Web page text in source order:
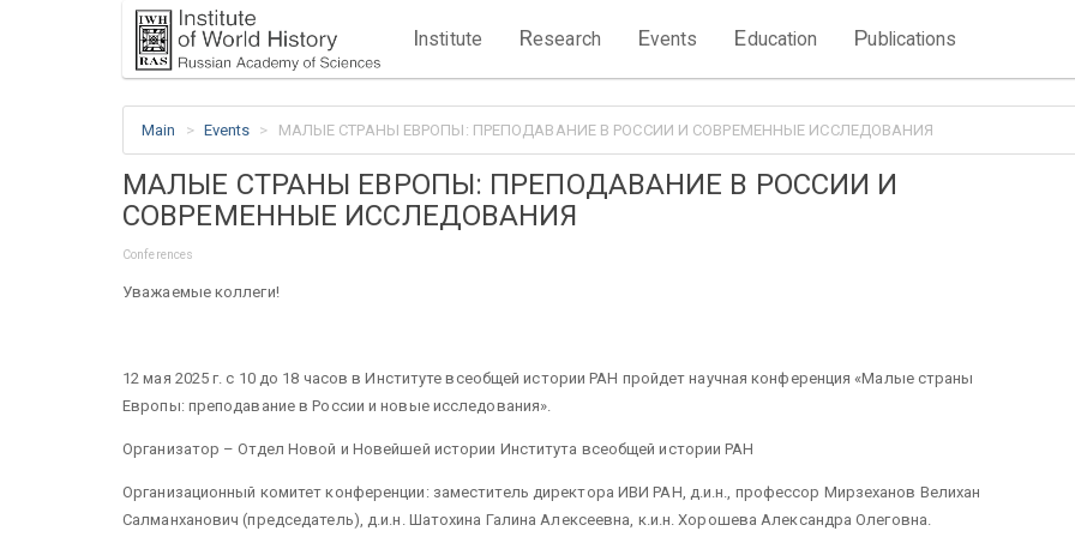
Institute Research Events Education Publications
Main Events МАЛЫЕ СТРАНЫ ЕВРОПЫ: ПРЕПОДАВАНИЕ В РОССИИ И СОВРЕМЕННЫЕ ИССЛЕДОВАНИЯ
МАЛЫЕ СТРАНЫ ЕВРОПЫ: ПРЕПОДАВАНИЕ В РОССИИ И
СОВРЕМЕННЫЕ ИССЛЕДОВАНИЯ
Conferences
Уважаемые коллеги!
12 мая 2025 г. с 10 до 18 часов в Институте всеобщей истории РАН пройдет научная конференция «Малые страны
Европы: преподавание в России и новые исследования».
Организатор – Отдел Новой и Новейшей истории Института всеобщей истории РАН
Организационный комитет конференции: заместитель директора ИВИ РАН, д.и.н., профессор Мирзеханов Велихан
Салманханович (председатель), д.и.н. Шатохина Галина Алексеевна, к.и.н. Хорошева Александра Олеговна.